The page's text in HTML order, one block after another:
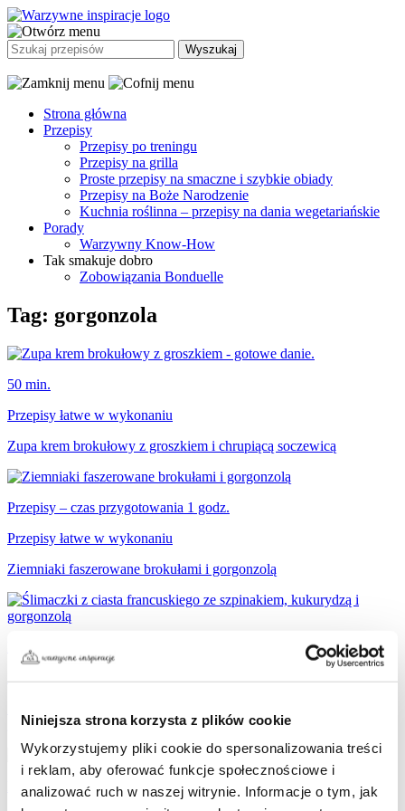
Niniejsza strona korzysta z plików cookie
Wykorzystujemy pliki cookie do spersonalizowania treści
i reklam, aby oferować funkcje społecznościowe i
analizować ruch w naszej witrynie. Informacje o tym, jak
Strona główna
Przepisy
Przepisy po treningu
Przepisy na grilla
Proste przepisy na smaczne i szybkie obiady
Przepisy na Boże Narodzenie
Kuchnia roślinna – przepisy na dania wegetariańskie
Porady
Warzywny Know-How
Tak smakuje dobro
Zobowiązania Bonduelle
Tag: gorgonzola
50 min.
Przepisy łatwe w wykonaniu
Zupa krem brokułowy z groszkiem i chrupiącą soczewicą
Przepisy – czas przygotowania 1 godz.
Przepisy łatwe w wykonaniu
Ziemniaki faszerowane brokułami i gorgonzolą
Przepisy – czas przygotowania 30 min.
gorgonzolą
Przepisy – czas przygotowania 20 min.